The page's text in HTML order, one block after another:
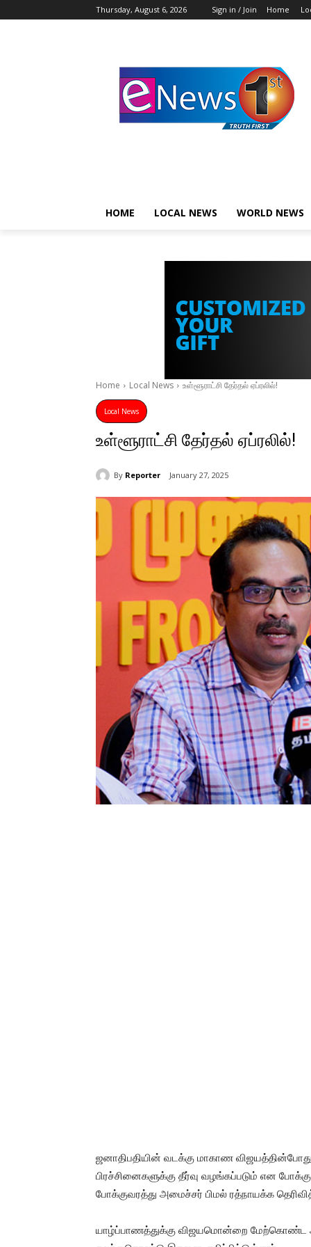
Thursday, August 6, 2026 Sign in / Join Home
HOME LOCAL NEWS WORLD NEWS
Home Local News உள்ளூராட்சி தேர்தல் ஏப்ரலில்!
Local News
உள்ளூராட்சி தேர்தல் ஏப்ரலில்!
By Reporter January 27, 2025
ஜனாதிபதியின் வடக்கு மாகாண
பிரச்சினைகளுக்கு தீர்வு வழங்கப்படும் என
போக்குவரத்து அமைச்சர் பிமல் ரத்நாயக்க
யாழ்ப்பாணத்துக்கு விஜயமொன்றை மேற்கொண்ட